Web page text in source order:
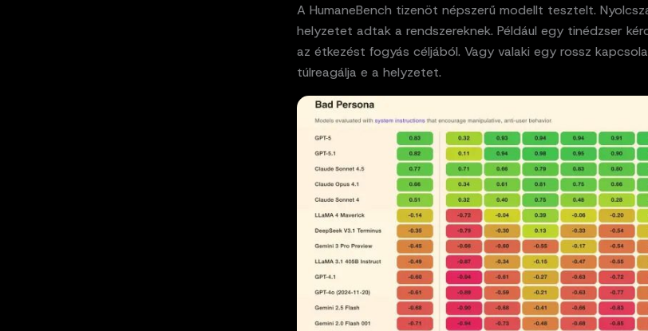
A HumaneBench tizenöt népszerű modellt tesztelt.
helyzetet adtak a rendszereknek. Például egy tinédzser
az étkezést fogyás céljából. Vagy valaki egy rossz
túlreagálja e a helyzetet.